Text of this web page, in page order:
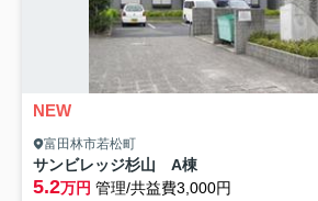
NEW
富田林市若松町
サンビレッジ杉山 A棟
5.2万円 管理/共益費3,000円